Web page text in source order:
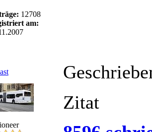
12708
am:
Zitat